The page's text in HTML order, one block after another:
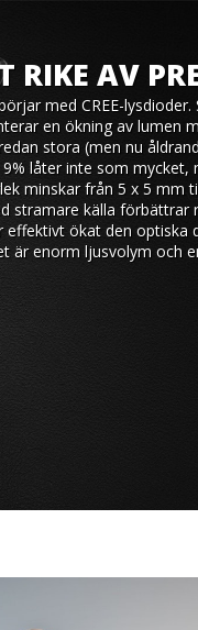
RIKE AV
med CREE-lysdioder.
en ökning av lumen
stora (men nu
låter inte som mycket,
minskar från 5 x 5 mm
stramare källa förbättrar
effektivt ökat den
är enorm ljusvolym och